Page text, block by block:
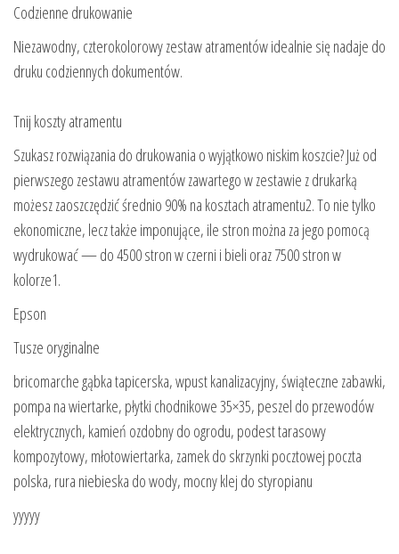
Codzienne drukowanie
Niezawodny, czterokolorowy zestaw atramentów idealnie się nadaje do
druku codziennych dokumentów.
Tnij koszty atramentu
Szukasz rozwiązania do drukowania o wyjątkowo niskim koszcie? Już od
pierwszego zestawu atramentów zawartego w zestawie z drukarką
możesz zaoszczędzić średnio 90% na kosztach atramentu2. To nie tylko
ekonomiczne, lecz także imponujące, ile stron można za jego pomocą
wydrukować — do 4500 stron w czerni i bieli oraz 7500 stron w
kolorze1.
Epson
Tusze oryginalne
bricomarche gąbka tapicerska, wpust kanalizacyjny, świąteczne zabawki,
pompa na wiertarke, płytki chodnikowe 35×35, peszel do przewodów
elektrycznych, kamień ozdobny do ogrodu, podest tarasowy
kompozytowy, młotowiertarka, zamek do skrzynki pocztowej poczta
polska, rura niebieska do wody, mocny klej do styropianu
yyyyy